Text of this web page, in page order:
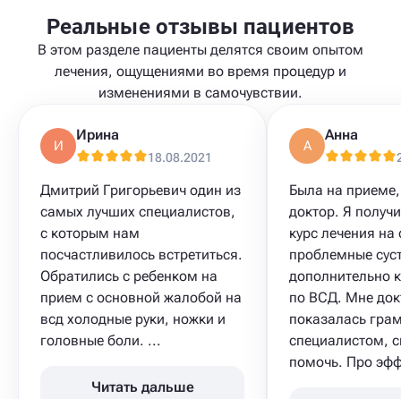
Реальные отзывы пациентов
В этом разделе пациенты делятся своим опытом
лечения, ощущениями во время процедур и
изменениями в самочувствии.
И
Ирина
18.08.2021
Дмитрий Григорьевич один из
самых лучших специалистов,
с которым нам
посчастливилось встретиться.
Обратились с ребенком на
прием с основной жалобой на
всд холодные руки, ножки и
головные боли. ...
Читать дальше
А
Анна
Была на
доктор. Я
курс лечения на
проблемные
дополнительно
по ВСД. Мне
показалась
специалистом,
помочь. Про